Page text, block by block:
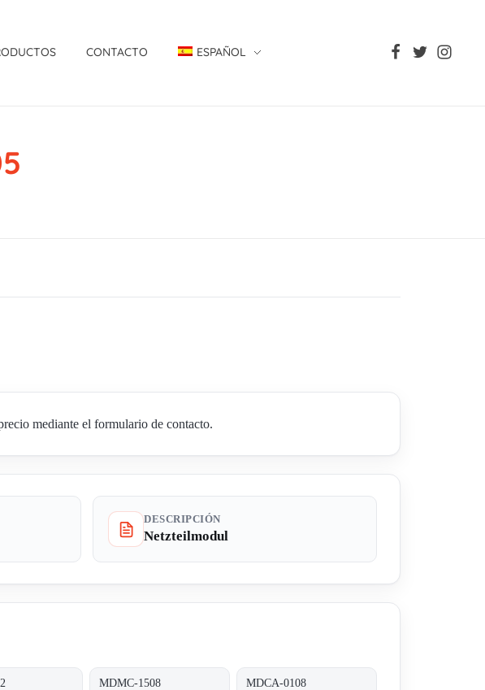
CONTACTO ESPAÑOL
mediante el formulario de contacto.
DESCRIPCIÓN
Netzteilmodul
MDMC-1508 MDCA-0108